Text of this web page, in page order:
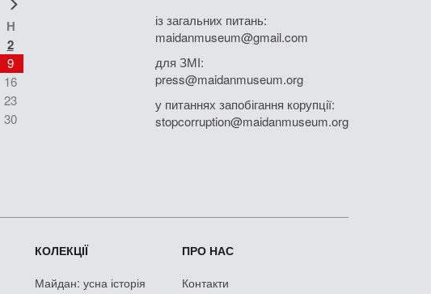
Н
2
9
16
23
30
із загальних питань:
maidanmuseum@gmail.com
для ЗМІ:
press@maidanmuseum.org
у питаннях запобігання корупції:
stopcorruption@maidanmuseum.org
КОЛЕКЦІЇ
Майдан: усна історія
ПРО НАС
Контакти